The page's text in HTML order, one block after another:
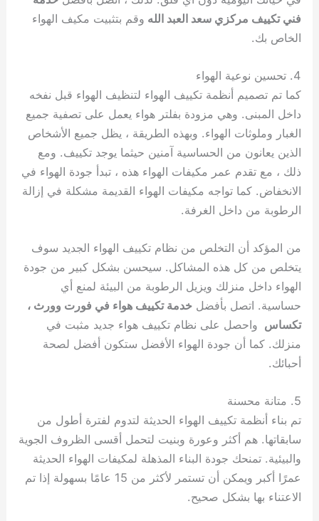
فني تكييف مركزي سعد العبد الله وقم بتثبيت مكيف الهواء
الخاص بك.
4. تحسين نوعية الهواء
كما تم تصميم أنظمة تكييف الهواء لتنظيف الهواء قبل نفخه
داخل المبنى. وهي مزودة بفلتر هواء يعمل على تصفية جميع
الغبار وملوثات الهواء. وبهذه الطريقة ، يظل جميع الأشخاص
الذين يعانون من الحساسية آمنين حيثما يوجد تكييف. ومع
ذلك ، مع تقدم عمر مكيفات الهواء هذه ، تبدأ جودة الهواء في
الانخفاض. كما تواجه مكيفات الهواء القديمة مشكلة في إزالة
الرطوبة من داخل الغرفة.
من المؤكد أن التخلص من نظام تكييف الهواء الجديد سوف
يتخلص من كل هذه المشاكل. سيحسن بشكل كبير من جودة
الهواء داخل منزلك ويزيل الرطوبة من البيئة لمنع أي
حساسية. اتصل بأفضلخدمة تكييف هواء في فورت وورث ،
تكساس واحصل على نظام تكييف هواء جديد مثبت في
منزلك. كما أن جودة الهواء الأفضل ستكون أفضل لصحة
أحبائك.
5. متانة محسنة
تم بناء أنظمة تكييف الهواء الحديثة لتدوم لفترة أطول من
سابقاتها. هم أكثر وعورة وبنيت لتحمل أقسى الظروف الجوية
والبيئية. تمنحك جودة البناء المذهلة لمكيفات الهواء الحديثة
عمرًا أكبر ويمكن أن تستمر لأكثر من 15 عامًا بسهولة إذا تم
الاعتناء بها بشكل صحيح.